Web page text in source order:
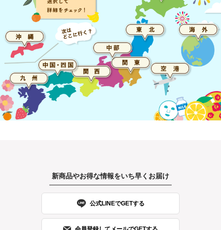
新商品やお得な情報をいち早くお届け
公式LINEでGETする